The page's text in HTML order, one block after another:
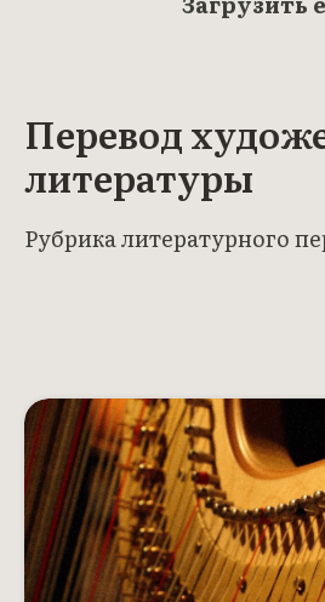
Перевод
литературы
Рубрика литературного